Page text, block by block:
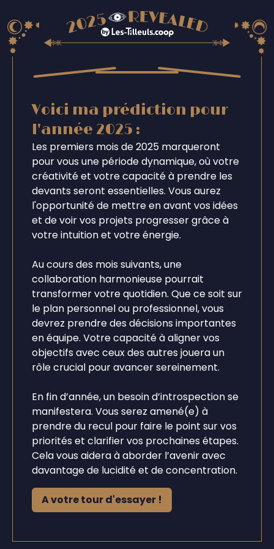
Voici ma prédiction pour
l'année 2025 :
Les premiers mois de 2025 marqueront
pour vous une période dynamique, où votre
créativité et votre capacité à prendre les
devants seront essentielles. Vous aurez
l'opportunité de mettre en avant vos idées
et de voir vos projets progresser grâce à
votre intuition et votre énergie.
Au cours des mois suivants, une
collaboration harmonieuse pourrait
transformer votre quotidien. Que ce soit sur
le plan personnel ou professionnel, vous
devrez prendre des décisions importantes
en équipe. Votre capacité à aligner vos
objectifs avec ceux des autres jouera un
rôle crucial pour avancer sereinement.
En fin d’année, un besoin d’introspection se
manifestera. Vous serez amené(e) à
prendre du recul pour faire le point sur vos
priorités et clarifier vos prochaines étapes.
Cela vous aidera à aborder l’avenir avec
davantage de lucidité et de concentration.
A votre tour d'essayer !